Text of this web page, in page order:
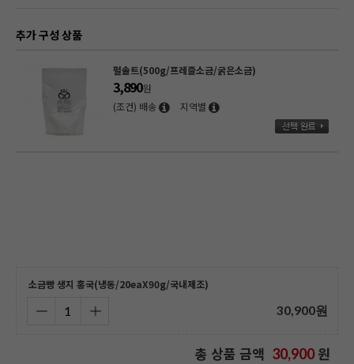
추가 구성 상품
아이스박스(아이스팩포함)_개별출고불가
2,000
(조건) 배송
지역별
소금빵 생지 홍국(냉동/20eaX90g/국내제조)
30,900원
총 상품 금액 30,900 원